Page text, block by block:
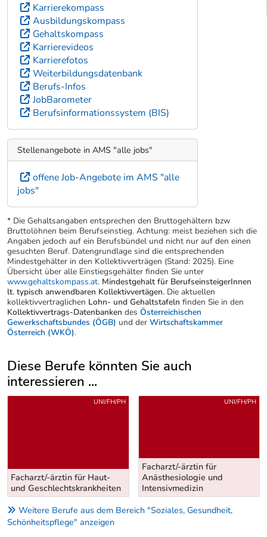
Karrierekompass
Ausbildungskompass
Gehaltskompass
Karrierevideos
Karrierefotos
Weiterbildungsdatenbank
Berufs-Infos
JobBarometer
Berufsinformationssystem (BIS)
Stellenangebote in AMS "alle jobs"
offene Job-Angebote im AMS "alle
jobs"
* Die Gehaltsangaben entsprechen den Bruttogehältern bzw
Bruttolöhnen beim Berufseinstieg. Achtung: meist beziehen sich die
Angaben jedoch auf ein Berufsbündel und nicht nur auf den einen
gesuchten Beruf. Datengrundlage sind die entsprechenden
Mindestgehälter in den Kollektivverträgen (Stand: 2025). Eine
Übersicht über alle Einstiegsgehälter finden Sie unter
www.gehaltskompass.at. Mindestgehalt für BerufseinsteigerInnen
lt. typisch anwendbaren Kollektivvertägen. Die aktuellen
kollektivvertraglichen Lohn- und Gehaltstafeln finden Sie in den
Kollektivvertrags-Datenbanken des Österreichischen
Gewerkschaftsbundes (ÖGB) und der Wirtschaftskammer
Österreich (WKÖ).
Diese Berufe könnten Sie auch
interessieren ...
Uber weitere Berufsvorschläge
Facharzt/-ärztin für Haut-
und Geschlechtskrankheiten
UNI/FH/PH
Facharzt/-ärztin für
Anästhesiologie und
Intensivmedizin
UNI/FH/PH
Weitere Berufe aus dem Bereich "Soziales, Gesundheit,
Schönheitspflege" anzeigen